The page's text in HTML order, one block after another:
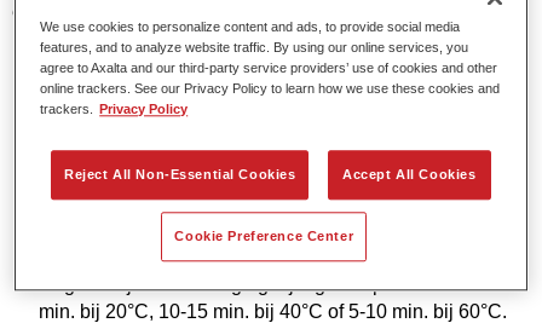
efficiency te vergroten en energiekosten te minimaliseren.
Product- eigenschappen
Eenvoudige 2:1 mengverhouding met alle Standox
Flexibele applicatie in 1,5 of 2 lagen bieden meer opties
om met de OEM-uitstraling overeen te komen.
Uitstekende vertikale stabiliteit.
Verbeterde vuleigenschappen om stofinsluitingen af te
Ongelooflijk snelle droging bij lage temperaturen: 30-55
min. bij 20°C, 10-15 min. bij 40°C of 5-10 min. bij 60°C.
We use cookies to personalize content and ads, to provide social media
features, and to analyze website traffic. By using our online services, you
agree to Axalta and our third-party service providers’ use of cookies and other
online trackers. See our Privacy Policy to learn how we use these cookies and
trackers.
Privacy Policy
Reject All Non-Essential Cookies Accept All Cookies
Cookie Preference Center